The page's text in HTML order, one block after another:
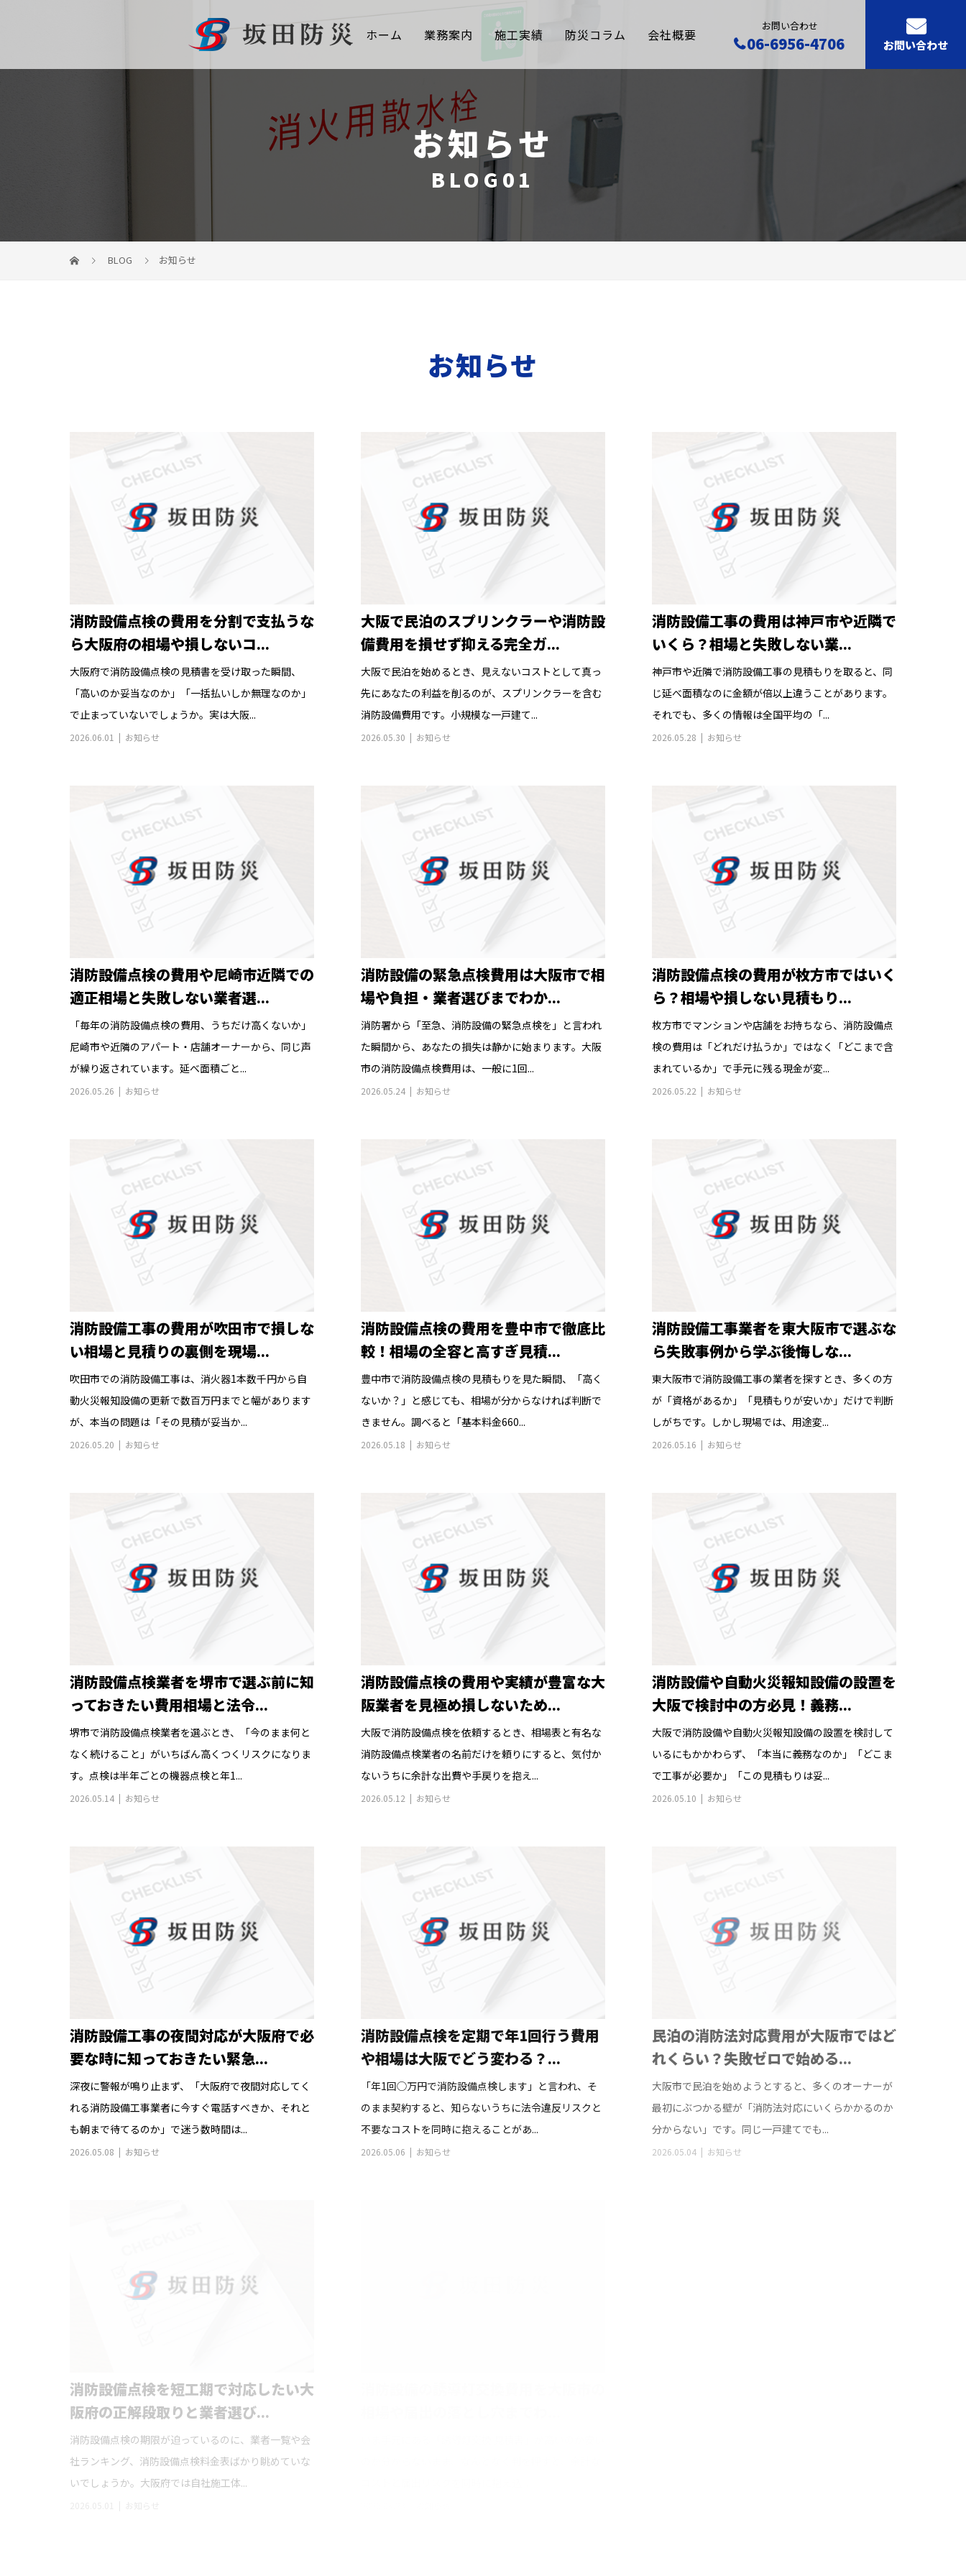
ホーム 業務案内 施工実績 防災コラム 会社概要 お問い合わせ
06-6956-4706 お問い合わせ
お知らせ
BLOG01
BLOG お知らせ
お知らせ
消防設備点検の費用を分割で支払うな
ら大阪府の相場や損しないコ...
大阪府で消防設備点検の見積書を受け取った瞬間、
「高いのか妥当なのか」「一括払いしか無理なのか」
で止まっていないでしょうか。実は大阪...
2026.06.01 お知らせ
大阪で民泊のスプリンクラーや消防設
備費用を損せず抑える完全ガ...
大阪で民泊を始めるとき、見えないコストとして真っ
先にあなたの利益を削るのが、スプリンクラーを含む
消防設備費用です。小規模な一戸建て...
2026.05.30 お知らせ
消防設備工事の費用は神戸市や近隣で
いくら？相場と失敗しない業...
神戸市や近隣で消防設備工事の見積もりを取ると、同
じ延べ面積なのに金額が倍以上違うことがあります。
それでも、多くの情報は全国平均の「...
2026.05.28 お知らせ
消防設備点検の費用や尼崎市近隣での
適正相場と失敗しない業者選...
「毎年の消防設備点検の費用、うちだけ高くないか」
尼崎市や近隣のアパート・店舗オーナーから、同じ声
が繰り返されています。延べ面積ごと...
2026.05.26 お知らせ
消防設備の緊急点検費用は大阪市で相
場や負担・業者選びまでわか...
消防署から「至急、消防設備の緊急点検を」と言われ
た瞬間から、あなたの損失は静かに始まります。大阪
市の消防設備点検費用は、一般に1回...
2026.05.24 お知らせ
消防設備点検の費用が枚方市ではいく
ら？相場や損しない見積もり...
枚方市でマンションや店舗をお持ちなら、消防設備点
検の費用は「どれだけ払うか」ではなく「どこまで含
まれているか」で手元に残る現金が変...
2026.05.22 お知らせ
消防設備工事の費用が吹田市で損しな
い相場と見積りの裏側を現場...
吹田市での消防設備工事は、消火器1本数千円から自
動火災報知設備の更新で数百万円までと幅があります
が、本当の問題は「その見積が妥当か...
2026.05.20 お知らせ
消防設備点検の費用を豊中市で徹底比
較！相場の全容と高すぎ見積...
豊中市で消防設備点検の見積もりを見た瞬間、「高く
ないか？」と感じても、相場が分からなければ判断で
きません。調べると「基本料金660...
2026.05.18 お知らせ
消防設備工事業者を東大阪市で選ぶな
ら失敗事例から学ぶ後悔しな...
東大阪市で消防設備工事の業者を探すとき、多くの方
が「資格があるか」「見積もりが安いか」だけで判断
しがちです。しかし現場では、用途変...
2026.05.16 お知らせ
消防設備点検業者を堺市で選ぶ前に知
っておきたい費用相場と法令...
堺市で消防設備点検業者を選ぶとき、「今のまま何と
なく続けること」がいちばん高くつくリスクになりま
す。点検は半年ごとの機器点検と年1...
2026.05.14 お知らせ
消防設備点検の費用や実績が豊富な大
阪業者を見極め損しないため...
大阪で消防設備点検を依頼するとき、相場表と有名な
消防設備点検業者の名前だけを頼りにすると、気付か
ないうちに余計な出費や手戻りを抱え...
2026.05.12 お知らせ
消防設備や自動火災報知設備の設置を
大阪で検討中の方必見！義務...
大阪で消防設備や自動火災報知設備の設置を検討して
いるにもかかわらず、「本当に義務なのか」「どこま
で工事が必要か」「この見積もりは妥...
2026.05.10 お知らせ
消防設備工事の夜間対応が大阪府で必
要な時に知っておきたい緊急...
深夜に警報が鳴り止まず、「大阪府で夜間対応してく
れる消防設備工事業者に今すぐ電話すべきか、それと
も朝まで待てるのか」で迷う数時間は...
2026.05.08 お知らせ
消防設備点検を定期で年1回行う費用
や相場は大阪でどう変わる？...
「年1回◯万円で消防設備点検します」と言われ、そ
のまま契約すると、知らないうちに法令違反リスクと
不要なコストを同時に抱えることがあ...
2026.05.06 お知らせ
民泊の消防法対応費用が大阪市ではど
れくらい？失敗ゼロで始める...
大阪市で民泊を始めようとすると、多くのオーナーが
最初にぶつかる壁が「消防法対応にいくらかかるのか
分からない」です。同じ一戸建てでも...
2026.05.04 お知らせ
消防設備点検を短工期で対応したい大
阪府の正解段取りと業者選び...
消防設備点検の期限が迫っているのに、業者一覧や会
社ランキング、消防設備点検料金表ばかり眺めていな
いでしょうか。大阪府では自社施工体...